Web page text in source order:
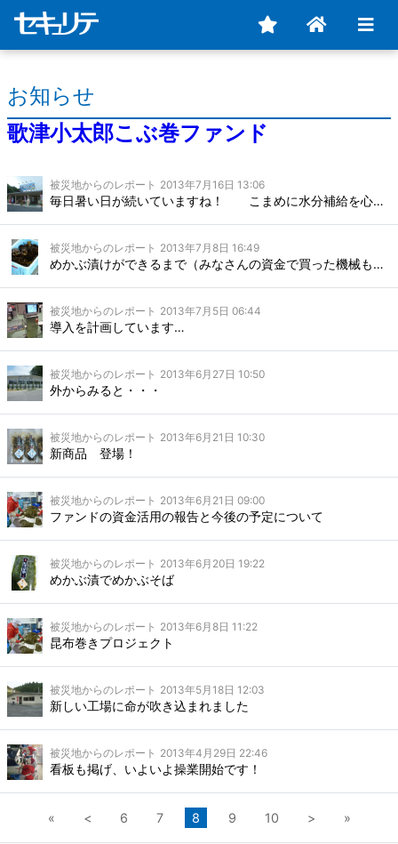
お知らせ
歌津小太郎こぶ巻ファンド
被災地からのレポート 2013年7月16日 13:06
毎日暑い日が続いていますね！ こまめに水分補給を心がけましょう(^^)v
被災地からのレポート 2013年7月8日 16:49
めかぶ漬けができるまで（みなさんの資金で買った機械も登場？）
被災地からのレポート 2013年7月5日 06:44
導入を計画しています…
被災地からのレポート 2013年6月27日 10:50
外からみると・・・
被災地からのレポート 2013年6月21日 10:30
新商品 登場！
被災地からのレポート 2013年6月21日 09:00
ファンドの資金活用の報告と今後の予定について
被災地からのレポート 2013年6月20日 19:22
めかぶ漬でめかぶそば
被災地からのレポート 2013年6月8日 11:22
昆布巻きプロジェクト
被災地からのレポート 2013年5月18日 12:03
新しい工場に命が吹き込まれました
被災地からのレポート 2013年4月29日 22:46
看板も掲げ、いよいよ操業開始です！
« < 6 7 8 9 10 > »